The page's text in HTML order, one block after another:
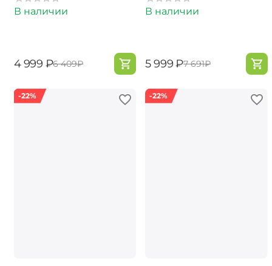
В наличии
‍4 999‍ ₽‍6 409‍₽
В наличии
‍5 999‍₽‍7 691‍₽
-22% -22%